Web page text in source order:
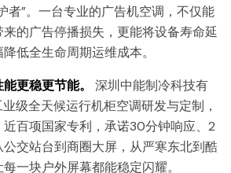
者”。一台专业的广告机空调，不仅能
的广告停播损失，更能将设备寿命延
低全生命周期运维成本。
更稳更节能。
深圳中能制冷科技有
级全天候运行机柜空调研发与定制，
百项国家专利，承诺30分钟响应、2
交站台到商圈大屏，从严寒东北到酷
一块户外屏幕都能稳定闪耀。